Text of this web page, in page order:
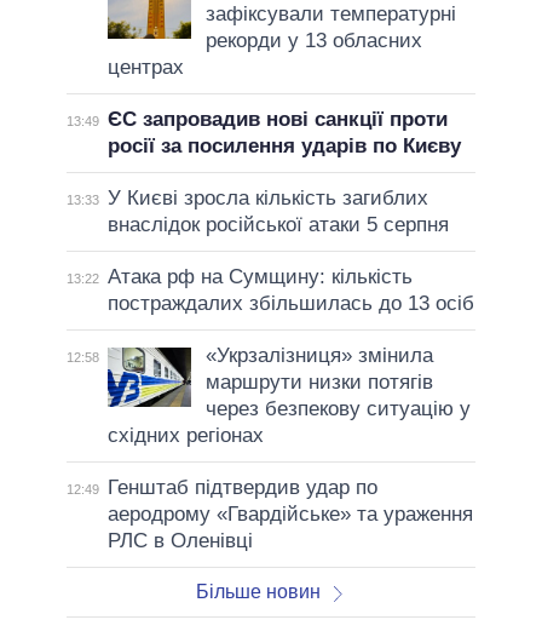
зафіксували температурні
рекорди у 13 обласних
центрах
13:49 ЄС запровадив нові санкції проти
росії за посилення ударів по Києву
13:33 У Києві зросла кількість загиблих
внаслідок російської атаки 5 серпня
13:22 Атака рф на Сумщину: кількість
постраждалих збільшилась до 13 осіб
12:58
«Укрзалізниця» змінила
маршрути низки потягів
через безпекову ситуацію у
східних регіонах
12:49
Генштаб підтвердив удар по
аеродрому «Гвардійське» та ураження
РЛС в Оленівці
Більше новин